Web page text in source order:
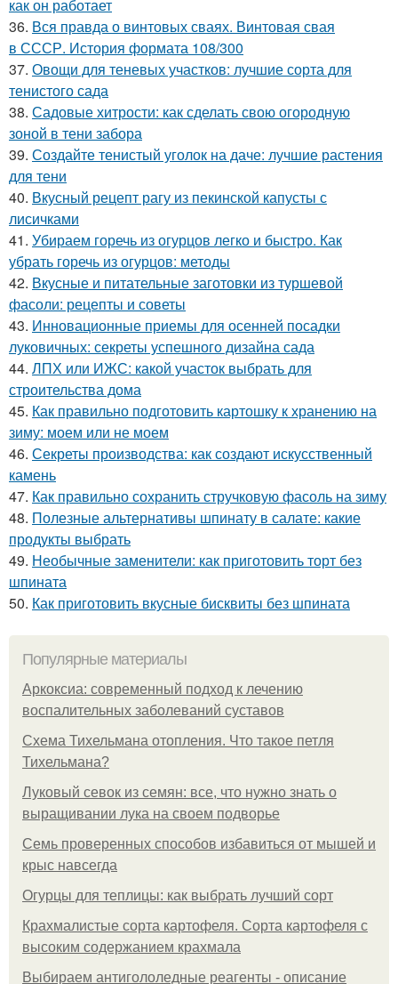
как он работает
36. Вся правда о винтовых сваях. Винтовая свая
в СССР. История формата 108/300
37. Овощи для теневых участков: лучшие сорта для
тенистого сада
38. Садовые хитрости: как сделать свою огородную
зоной в тени забора
39. Создайте тенистый уголок на даче: лучшие растения
для тени
40. Вкусный рецепт рагу из пекинской капусты с
лисичками
41. Убираем горечь из огурцов легко и быстро. Как
убрать горечь из огурцов: методы
42. Вкусные и питательные заготовки из туршевой
фасоли: рецепты и советы
43. Инновационные приемы для осенней посадки
луковичных: секреты успешного дизайна сада
44. ЛПХ или ИЖС: какой участок выбрать для
строительства дома
45. Как правильно подготовить картошку к хранению на
зиму: моем или не моем
46. Секреты производства: как создают искусственный
камень
47. Как правильно сохранить стручковую фасоль на зиму
48. Полезные альтернативы шпинату в салате: какие
продукты выбрать
49. Необычные заменители: как приготовить торт без
шпината
50. Как приготовить вкусные бисквиты без шпината
Популярные материалы
Аркоксиа: современный подход к лечению
воспалительных заболеваний суставов
Схема Тихельмана отопления. Что такое петля
Тихельмана?
Луковый севок из семян: все, что нужно знать о
выращивании лука на своем подворье
Семь проверенных способов избавиться от мышей и
крыс навсегда
Огурцы для теплицы: как выбрать лучший сорт
Крахмалистые сорта картофеля. Сорта картофеля с
высоким содержанием крахмала
Выбираем антигололедные реагенты - описание